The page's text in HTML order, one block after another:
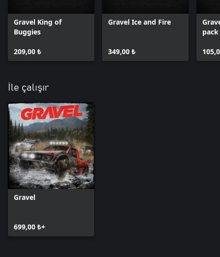
Gravel King of
Buggies
209,00 ₺
Gravel Ice and Fire
349,00 ₺
pack
İle çalışır
Gravel
699,00 ₺+